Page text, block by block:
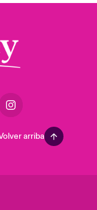
arriba